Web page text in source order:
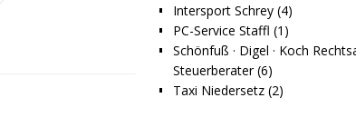
Intersport Schrey (4)
PC-Service Staffl (1)
Schönfuß · Digel · Koch
Steuerberater (6)
Taxi Niedersetz (2)